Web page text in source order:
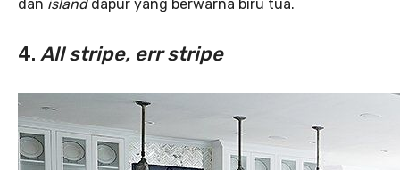
dan islanddapur yang berwarna biru tua.
4. All stripe, err stripe